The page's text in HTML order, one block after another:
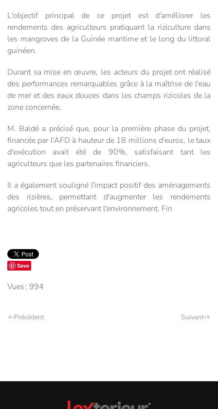
L'objectif principal de ce projet est d'améliorer les
rendements des agriculteurs pratiquant la riziculture dans
les mangroves de la Guinée maritime et le long du littoral
guinéen.
Durant sa mise en œuvre, les acteurs du projet ont réalisé
des performances remarquables grâce à la maîtrise de l'eau
de mer et des eaux douces dans les champs rizicoles de la
zone concernée.
M. Baldé a précisé que, pour la première phase du projet,
financée par l'AFD à hauteur de 18 millions d'euros, le taux
d'exécution avait été de 90%, satisfaisant tant les
agriculteurs que les partenaires financiers.
Il a également souligné l'impact positif des aménagements
des rizières, permettant d'augmenter les rendements
agricoles tout en préservant l'environnement. Fin
Save
Vues : 994
Précédent Suivant